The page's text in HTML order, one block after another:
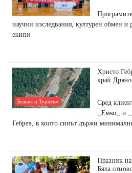
научни изследвания, културен обмен и
екипи
Бизнес и Туризъм
Христо
край
Сред
,,Емко,, и
Гебрев, в които синът държи
Празник
Бяла